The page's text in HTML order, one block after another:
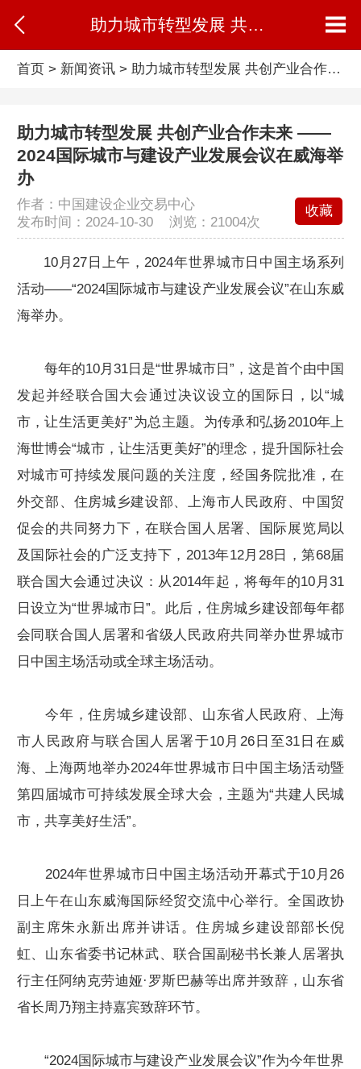
助力城市转型发展 共创产业合作未来 ——2024国际城市与建设产业发展会议在威海举办
首页> 新闻资讯> 助力城市转型发展 共创产业合作未来 ——2024国际城市与建设产业发展会议在威海举办
助力城市转型发展 共创产业合作未来 ——
2024国际城市与建设产业发展会议在威海举
办
作者：中国建设企业交易中心
发布时间：2024-10-30 浏览： 21004次
收藏
10月27日上午，2024年世界城市日中国主场系列
活动——“2024国际城市与建设产业发展会议”在山东威
海举办。
每年的10月31日是“世界城市日”，这是首个由中国
发起并经联合国大会通过决议设立的国际日，以“城
市，让生活更美好”为总主题。为传承和弘扬2010年上
海世博会“城市，让生活更美好”的理念，提升国际社会
对城市可持续发展问题的关注度，经国务院批准，在
外交部、住房城乡建设部、上海市人民政府、中国贸
促会的共同努力下，在联合国人居署、国际展览局以
及国际社会的广泛支持下，2013年12月28日，第68届
联合国大会通过决议：从2014年起，将每年的10月31
日设立为“世界城市日”。此后，住房城乡建设部每年都
会同联合国人居署和省级人民政府共同举办世界城市
日中国主场活动或全球主场活动。
今年，住房城乡建设部、山东省人民政府、上海
市人民政府与联合国人居署于10月26日至31日在威
海、上海两地举办2024年世界城市日中国主场活动暨
第四届城市可持续发展全球大会，主题为“共建人民城
市，共享美好生活”。
2024年世界城市日中国主场活动开幕式于10月26
日上午在山东威海国际经贸交流中心举行。全国政协
副主席朱永新出席并讲话。住房城乡建设部部长倪
虹、山东省委书记林武、联合国副秘书长兼人居署执
行主任阿纳克劳迪娅·罗斯巴赫等出席并致辞，山东省
省长周乃翔主持嘉宾致辞环节。
“2024国际城市与建设产业发展会议”作为今年世界